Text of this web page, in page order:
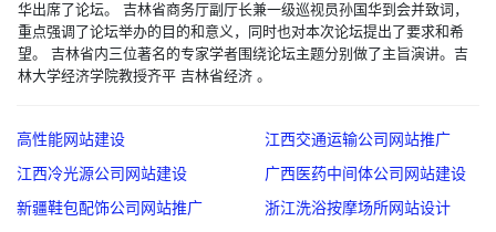
华出席了论坛。 吉林省商务厅副厅长兼一级巡视员孙国华到会并致词，
重点强调了论坛举办的目的和意义，同时也对本次论坛提出了要求和希
望。 吉林省内三位著名的专家学者围绕论坛主题分别做了主旨演讲。吉
林大学经济学院教授齐平 吉林省经济 。
高性能网站建设
江西交通运输公司网站推广
江西冷光源公司网站建设
广西医药中间体公司网站建设
新疆鞋包配饰公司网站推广
浙江洗浴按摩场所网站设计